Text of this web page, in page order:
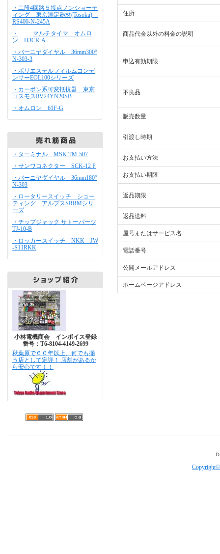
・二段4回路５接点ノンショーテ
ィング 東京測定器材(Tosoku)
RS400-N-245A
・
マルチタイマ オムロ
ン H3CR-A
・バーニヤダイヤル 36mm300°
N-303-3
・ポリエステルフィルムコンデ
ンサーEOL100シリーズ
・カーボン系可変抵抗器 東京
コスモスRV24YN20SB
・オムロン 61F-G
・ターミナル MSK TM-507
・サンワコネクター SCK-12 P
・バーニヤダイヤル 36mm180°
N-303
・ロータリースイッチ ショー
ティング アルプスSRRMシリ
ーズ
・チップジャック サトーパーツ
TJ-10-B
・ロッカースイッチ NKK JW
-S11RKK
小林電機商会 インボイス登録
番号：T6-8104-4149-2699
秋葉原で６０年以上、何でも揃
う店として定評！ 店舗があるか
ら安心です！！
住所
商品代金以外の料金の説明
申込有効期限
不良品
販売数量
引渡し時期
お支払い方法
お支払い期限
返品期限
返品送料
屋号またはサービス名
電話番号
公開メールアドレス
ホームページアドレス
Copyright©